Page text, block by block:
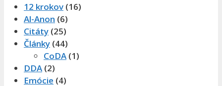
12 krokov (16)
Al-Anon (6)
Citáty (25)
Články (44)
CoDA (1)
DDA (2)
Emócie (4)